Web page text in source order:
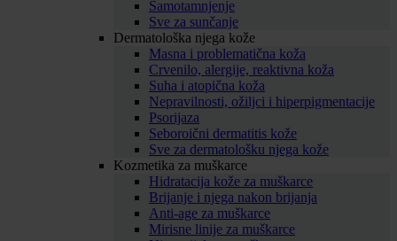
Samotamnjenje
Sve za sunčanje
Dermatološka njega kože
Masna i problematična koža
Crvenilo, alergije, reaktivna koža
Suha i atopična koža
Nepravilnosti, ožiljci i hiperpigmentacije
Psorijaza
Seboroični dermatitis kože
Sve za dermatološku njega kože
Kozmetika za muškarce
Hidratacija kože za muškarce
Brijanje i njega nakon brijanja
Anti-age za muškarce
Mirisne linije za muškarce